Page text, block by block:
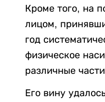
Кроме того, на
лицом,
год
физическое
различные
Его вину